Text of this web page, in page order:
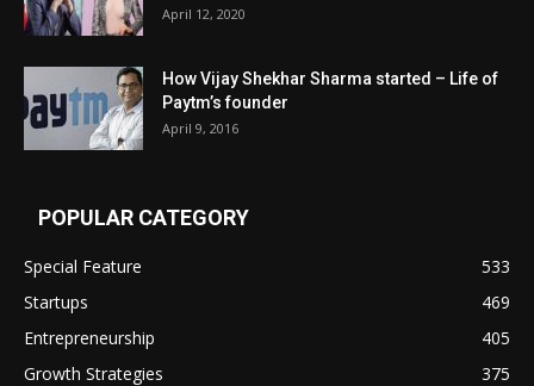
April 12, 2020
How Vijay Shekhar Sharma started – Life of
Paytm’s founder
April 9, 2016
POPULAR CATEGORY
Special Feature
533
Startups
469
Entrepreneurship
405
Growth Strategies
375